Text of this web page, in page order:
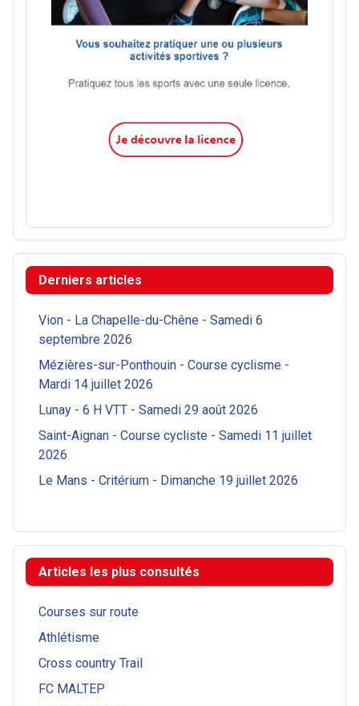
Derniers articles
Vion - La Chapelle-du-Chêne - Samedi 6
septembre 2026
Mézières-sur-Ponthouin - Course cyclisme -
Mardi 14 juillet 2026
Lunay - 6 H VTT - Samedi 29 août 2026
Saint-Aignan - Course cycliste - Samedi 11 juillet
2026
Le Mans - Critérium - Dimanche 19 juillet 2026
Articles les plus consultés
Courses sur route
Athlétisme
Cross country Trail
FC MALTEP